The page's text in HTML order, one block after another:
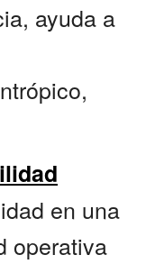
ayuda a
en una
operativa